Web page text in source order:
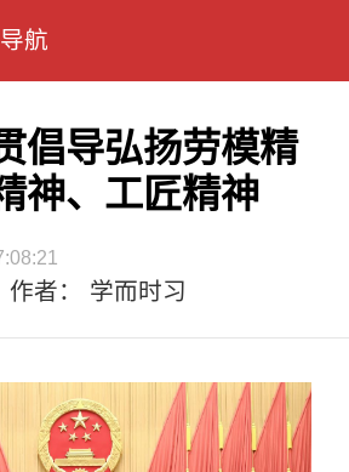
航
倡导弘扬劳模精
神、工匠精神
者： 学而时习